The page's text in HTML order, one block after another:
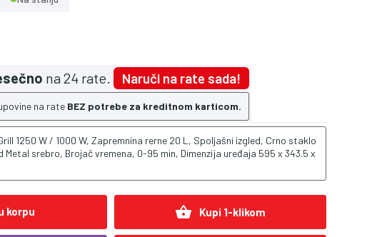
na 24 rate. Naruči na rate sada!
na rate BEZ potrebe za kreditnom karticom.
1250 W / 1000 W, Zapremnina rerne 20 L, Spoljašni izgled, Crno staklo
Metal srebro, Brojač vremena, 0-95 min, Dimenzija uređaja 595 x 343.5 x
korpu shopping_basket Kupi 1-klikom